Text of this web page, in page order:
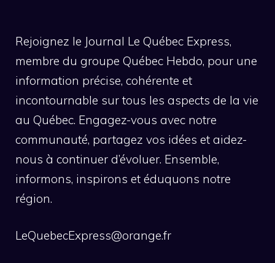
Rejoignez le Journal Le Québec Express,
membre du groupe Québec Hebdo, pour une
information précise, cohérente et
incontournable sur tous les aspects de la vie
au Québec. Engagez-vous avec notre
communauté, partagez vos idées et aidez-
nous à continuer d’évoluer. Ensemble,
informons, inspirons et éduquons notre
région.
LeQuebecExpress@orange.fr